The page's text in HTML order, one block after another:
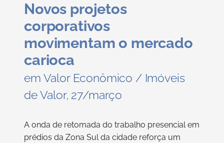
Novos projetos
corporativos
movimentam o mercado
carioca
em Valor Econômico / Imóveis
de Valor, 27/março
A onda de retomada do trabalho presencial em
prédios da Zona Sul da cidade reforça um